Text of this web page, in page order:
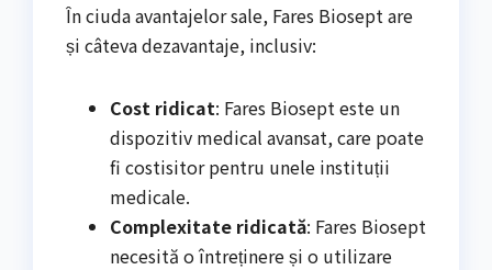
În ciuda avantajelor sale, Fares Biosept are
și câteva dezavantaje, inclusiv:
Cost ridicat: Fares Biosept este un
dispozitiv medical avansat, care poate
fi costisitor pentru unele instituții
medicale.
Complexitate ridicată: Fares Biosept
necesită o întreținere și o utilizare